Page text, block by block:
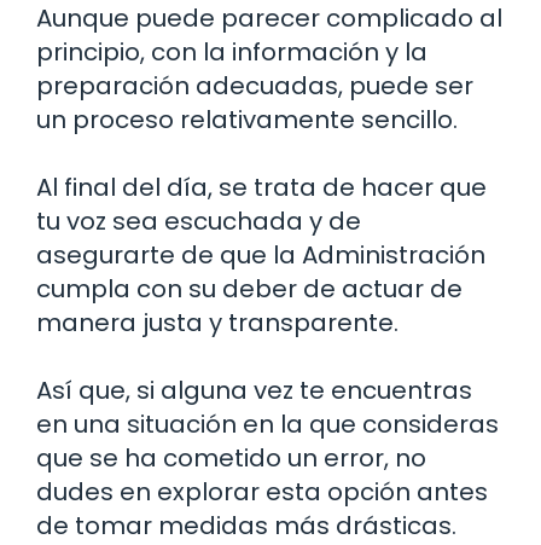
Aunque puede parecer complicado al
principio, con la información y la
preparación adecuadas, puede ser
un proceso relativamente sencillo.
Al final del día, se trata de hacer que
tu voz sea escuchada y de
asegurarte de que la Administración
cumpla con su deber de actuar de
manera justa y transparente.
Así que, si alguna vez te encuentras
en una situación en la que consideras
que se ha cometido un error, no
dudes en explorar esta opción antes
de tomar medidas más drásticas.